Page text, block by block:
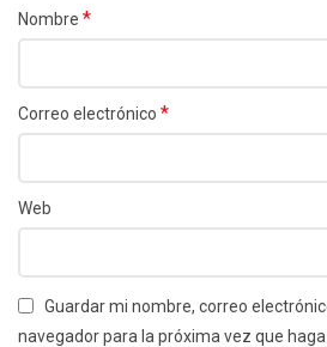
Nombre *
Correo electrónico *
Web
Guardar mi nombre, correo
navegador para la próxima vez que